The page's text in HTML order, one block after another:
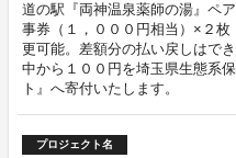
道の駅『両神温泉薬師の湯』ペ
事券（１，０００円相当）×２
更可能。差額分の払い戻しはで
中から１００円を埼玉県生態系
ト』へ寄付いたします。
プロジェクト名